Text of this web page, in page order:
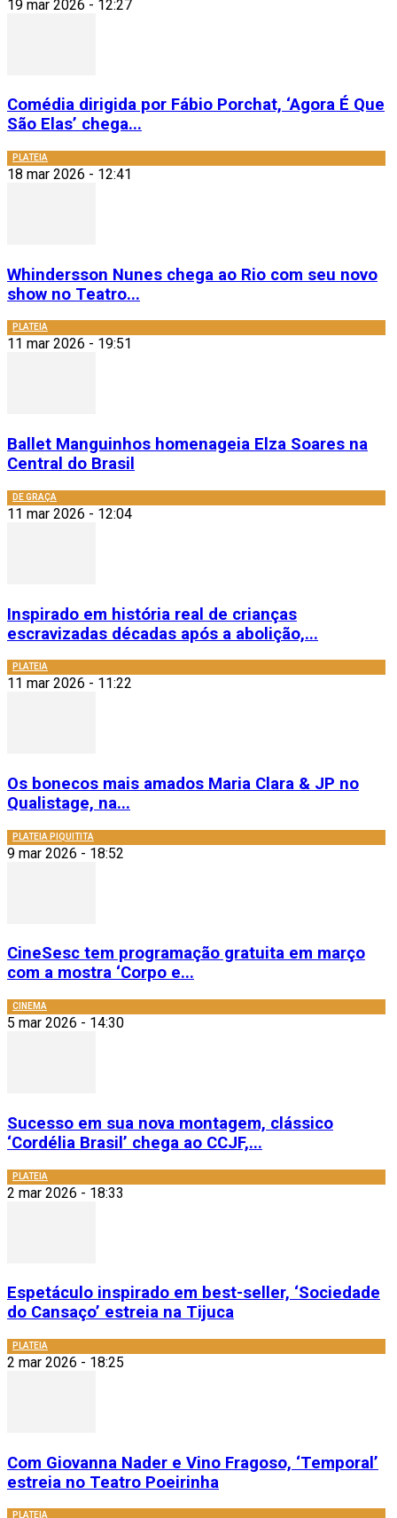
19 mar 2026 - 12:27
Comédia dirigida por Fábio Porchat, ‘Agora É Que
São Elas’ chega...
PLATEIA
18 mar 2026 - 12:41
Whindersson Nunes chega ao Rio com seu novo
show no Teatro...
PLATEIA
11 mar 2026 - 19:51
Ballet Manguinhos homenageia Elza Soares na
Central do Brasil
DE GRAÇA
11 mar 2026 - 12:04
Inspirado em história real de crianças
escravizadas décadas após a abolição,...
PLATEIA
11 mar 2026 - 11:22
Os bonecos mais amados Maria Clara & JP no
Qualistage, na...
PLATEIA PIQUITITA
9 mar 2026 - 18:52
CineSesc tem programação gratuita em março
com a mostra ‘Corpo e...
CINEMA
5 mar 2026 - 14:30
Sucesso em sua nova montagem, clássico
‘Cordélia Brasil’ chega ao CCJF,...
PLATEIA
2 mar 2026 - 18:33
Espetáculo inspirado em best-seller, ‘Sociedade
do Cansaço’ estreia na Tijuca
PLATEIA
2 mar 2026 - 18:25
Com Giovanna Nader e Vino Fragoso, ‘Temporal’
estreia no Teatro Poeirinha
PLATEIA